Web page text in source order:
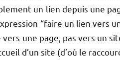
un lien depuis une
“faire un lien vers
une page, pas vers un
d’un site (d’où le